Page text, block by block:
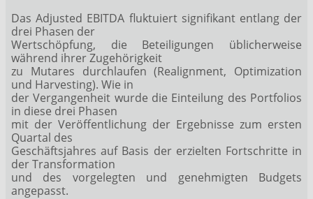
Das Adjusted EBITDA fluktuiert signifikant entlang der
drei Phasen der
Wertschöpfung, die Beteiligungen üblicherweise
während ihrer Zugehörigkeit
zu Mutares durchlaufen (Realignment, Optimization
und Harvesting). Wie in
der Vergangenheit wurde die Einteilung des Portfolios
in diese drei Phasen
mit der Veröffentlichung der Ergebnisse zum ersten
Quartal des
Geschäftsjahres auf Basis der erzielten Fortschritte in
der Transformation
und des vorgelegten und genehmigten Budgets
angepasst.